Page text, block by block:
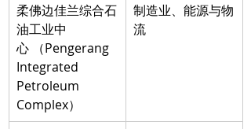
柔佛边佳兰综合石
油工业中
心 （Pengerang
Integrated
Petroleum
Complex）
制造业、能源与物
流